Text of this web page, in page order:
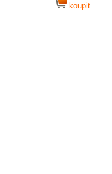
koupit